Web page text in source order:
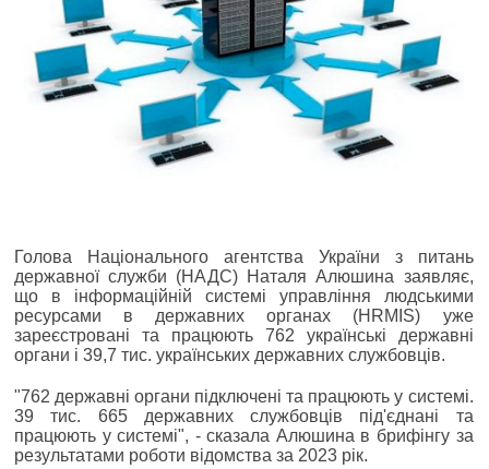
Голова Національного агентства України з питань
державної служби (НАДС) Наталя Алюшина заявляє,
що в інформаційній системі управління людськими
ресурсами в державних органах (HRMIS) уже
зареєстровані та працюють 762 українські державні
органи і 39,7 тис. українських державних службовців.
"762 державні органи підключені та працюють у системі.
39 тис. 665 державних службовців під'єднані та
працюють у системі", - сказала Алюшина в брифінгу за
результатами роботи відомства за 2023 рік.